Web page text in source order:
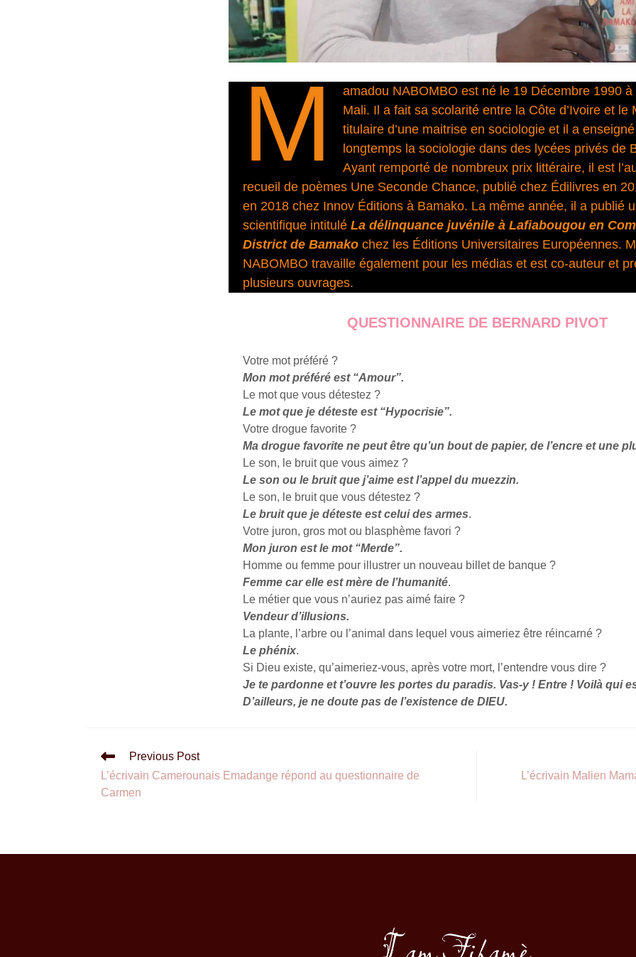
M
amadou NABOMBO est né le 19 Décembre 1990
Mali. Il a fait sa scolarité entre la Côte d’Ivoire et le
titulaire d’une maitrise en sociologie et il a
longtemps la sociologie dans des lycées privés de
Ayant remporté de nombreux prix littéraire, il est
recueil de poèmes Une Seconde Chance, publié chez Édilivres en
en 2018 chez Innov Éditions à Bamako. La même année, il a publié
scientifique intitulé La délinquance juvénile à Lafiabougou en
District de Bamako chez les Éditions Universitaires Européennes.
NABOMBO travaille également pour les médias et est co-auteur et
plusieurs ouvrages.
QUESTIONNAIRE DE BERNARD PIVOT
Votre mot préféré ?
Mon mot préféré est “Amour”.
Le mot que vous détestez ?
Le mot que je déteste est “Hypocrisie”.
Votre drogue favorite ?
Ma drogue favorite ne peut être qu’un bout de papier, de l’encre et une
Le son, le bruit que vous aimez ?
Le son ou le bruit que j’aime est l’appel du muezzin.
Le son, le bruit que vous détestez ?
Le bruit que je déteste est celui des armes.
Votre juron, gros mot ou blasphème favori ?
Mon juron est le mot “Merde”.
Homme ou femme pour illustrer un nouveau billet de banque ?
Femme car elle est mère de l’humanité.
Le métier que vous n’auriez pas aimé faire ?
Vendeur d’illusions.
La plante, l’arbre ou l’animal dans lequel vous aimeriez être réincarné ?
Le phénix.
Si Dieu existe, qu’aimeriez-vous, après votre mort, l’entendre vous dire ?
Je te pardonne et t’ouvre les portes du paradis. Vas-y ! Entre ! Voilà qui
D’ailleurs, je ne doute pas de l’existence de DIEU.
Previous Post
L’écrivain Camerounais Emadange répond au questionnaire de
Carmen
L’écrivain Malien